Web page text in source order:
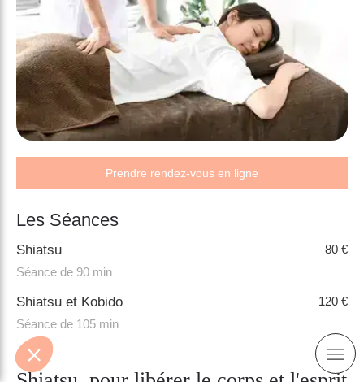
Prendre rendez-vous en ligne
Les Séances
80 €
Shiatsu
Séance de 90 min
120 €
Shiatsu et Kobido
Séance de 105 min